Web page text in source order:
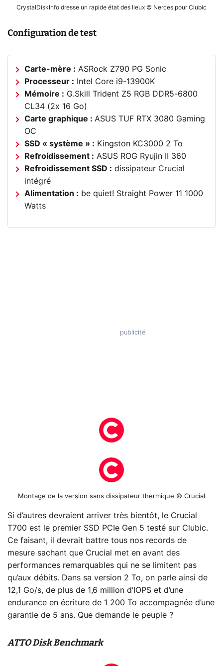
CrystalDiskInfo dresse un rapide état des lieux © Nerces pour Clubic
Configuration de test
Carte-mère : ASRock Z790 PG Sonic
Processeur : Intel Core i9-13900K
Mémoire : G.Skill Trident Z5 RGB DDR5-6800
CL34 (2x 16 Go)
Carte graphique :ASUS TUF RTX 3080 Gaming
OC
SSD « système » : Kingston KC3000 2 To
Refroidissement : ASUS ROG Ryujin II 360
Refroidissement SSD : dissipateur Crucial
intégré
Alimentation : be quiet! Straight Power 11 1000
Watts
Montage de la version sans dissipateur thermique © Crucial
Si d’autres devraient arriver très bientôt, le Crucial
T700 est le premier SSD PCIe Gen 5 testé sur Clubic.
Ce faisant, il devrait battre tous nos records de
mesure sachant que Crucial met en avant des
performances remarquables qui ne se limitent pas
qu’aux débits. Dans sa version 2 To, on parle ainsi de
12,1 Go/s, de plus de 1,6 million d’IOPS et d’une
endurance en écriture de 1 200 To accompagnée d’une
garantie de 5 ans. Que demande le peuple ?
ATTO Disk Benchmark